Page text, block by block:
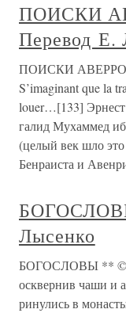
ПОИСКИ
Перевод Е.
ПОИСКИ
S’imaginant que la
louer…[133] Эрнест
галид Мухаммед
(целый век шло
Бенраиста и
Лысенко
БОГОСЛОВЫ ** ©
осквернив чаши и
ринулись в